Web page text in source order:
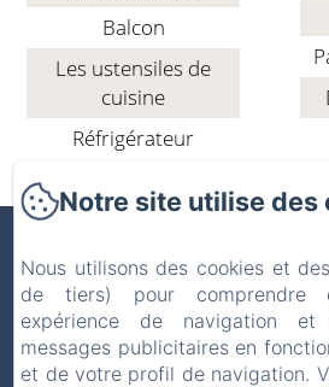
Balcon
Les ustensiles de
cuisine
Réfrigérateur
LA FERME
Mentions
Rue de la vierge 7, Hotton,
Notre site utilise des
Nous utilisons des cookies et
de tiers) pour comprendre
expérience de navigation
messages publicitaires en
et de votre profil de navigation.